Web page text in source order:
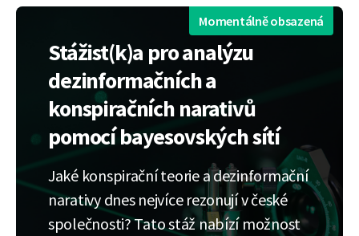
různé SDK pro vestavěné systémy. Vývoj
nové koncepce rozhraní člověk-stroj…
Momentálně obsazená
Stážist(k)a pro analýzu
dezinformačních a
konspiračních narativů
pomocí bayesovských sítí
Jaké konspirační teorie a dezinformační
narativy dnes nejvíce rezonují v české
společnosti? Tato stáž nabízí možnost